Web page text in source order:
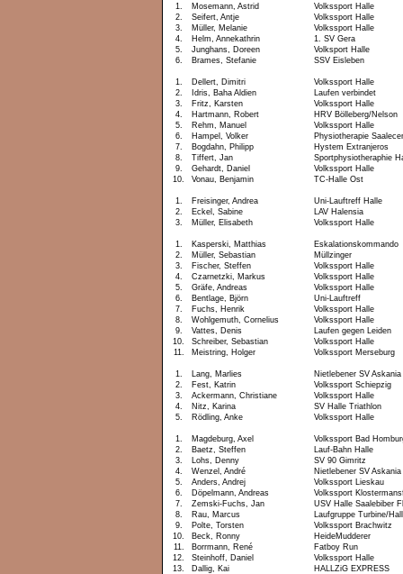
1. Mosemann, Astrid
Volkssport Halle
2.
Seifert, Antje
Volkssport Halle
3.
Müller, Melanie
Volkssport Halle
4.
Helm, Annekathrin
1. SV Gera
5.
Junghans, Doreen
Volksport Halle
6.
Brames, Stefanie SSV Eisleben
1. Dellert, Dimitri
Volkssport Halle
2.
Idris, Baha Aldien
Laufen verbindet
3.
Fritz, Karsten
Volkssport Halle
4.
Hartmann, Robert
HRV Bölleberg/Nelson
5.
Rehm, Manuel
Volkssport Halle
6.
Hampel, Volker
Physiotherapie
7.
Bogdahn, Philipp
Hystem Extranjeros
8.
Tiffert, Jan
Sportphysiotheraphie
9.
Gehardt, Daniel
Volkssport Halle
10.
Vonau, Benjamin TC-Halle Ost
1. Freisinger, Andrea
Uni-Lauftreff Halle
2.
Eckel, Sabine
LAV Halensia
3.
Müller, Elisabeth Volkssport Halle
1. Kasperski, Matthias
Eskalationskommando
2.
Müller, Sebastian
Müllzinger
3.
Fischer, Steffen
Volkssport Halle
4.
Czarnetzki, Markus
Volkssport Halle
5.
Gräfe, Andreas
Volkssport Halle
6.
Bentlage, Björn
Uni-Lauftreff
7.
Fuchs, Henrik
Volkssport Halle
8.
Wohlgemuth, Cornelius
Volkssport Halle
9.
Vattes, Denis
Laufen gegen Leiden
10.
Schreiber, Sebastian
Volkssport Halle
11.
Meistring, Holger Volkssport Merseburg
1. Lang, Marlies
Nietlebener SV Askania
2.
Fest, Katrin
Volkssport Schiepzig
3.
Ackermann, Christiane
Volkssport Halle
4.
Nitz, Karina
SV Halle Triathlon
5.
Rödling, Anke Volkssport Halle
1. Magdeburg, Axel
Volkssport Bad
2.
Baetz, Steffen
Lauf-Bahn Halle
3.
Lohs, Denny
SV 90 Gimritz
4.
Wenzel, André
Nietlebener SV Askania
5.
Anders, Andrej
Volkssport Lieskau
6.
Döpelmann, Andreas
Volkssport
7.
Zemski-Fuchs, Jan
USV Halle Saalebiber
8.
Rau, Marcus
Laufgruppe Turbine/
9.
Polte, Torsten
Volkssport Brachwitz
10.
Beck, Ronny
HeideMudderer
11.
Borrmann, René
Fatboy Run
12.
Steinhoff, Daniel
Volkssport Halle
13.
Dallig, Kai HALLZiG EXPRESS